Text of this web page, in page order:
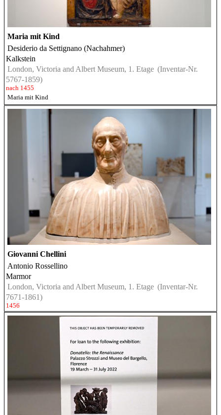
Maria mit Kind
Desiderio da Settignano (Nachahmer)
Kalkstein
London, Victoria and Albert Museum, 1. Etage (Inventar-Nr.
5767-1859)
nach 1455
Maria mit Kind
Giovanni Chellini
Antonio Rossellino
Marmor
London, Victoria and Albert Museum, 1. Etage (Inventar-Nr.
7671-1861)
1456